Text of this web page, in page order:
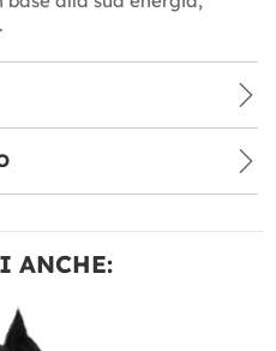
ANCHE: